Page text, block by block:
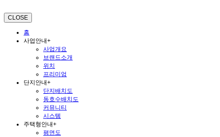
CLOSE
홈
사업안내+
사업개요
브랜드소개
위치
프리미엄
단지안내+
단지배치도
동호수배치도
커뮤니티
시스템
주택형안내+
평면도